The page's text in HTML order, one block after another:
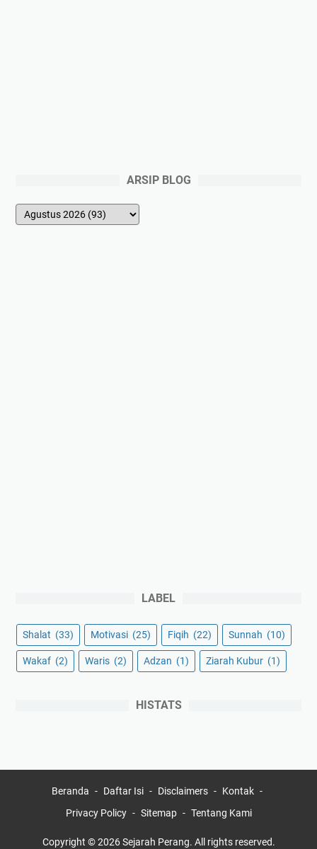
ARSIP BLOG
LABEL
Shalat (33) Motivasi (25) Fiqih (22) Sunnah (10)
Wakaf (2) Waris (2) Adzan (1) Ziarah Kubur (1)
HISTATS
Beranda Daftar Isi Disclaimers
Kontak
Privacy Policy
Sitemap Tentang Kami
Copyright ©2026Sejarah Perang. All rights reserved.